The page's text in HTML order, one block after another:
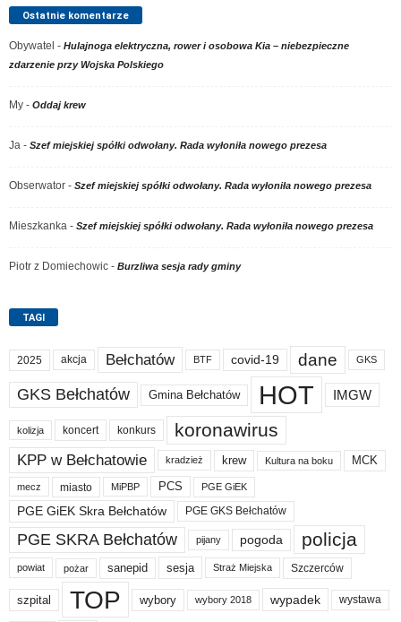
Ostatnie komentarze
Obywatel - Hulajnoga elektryczna, rower i osobowa Kia – niebezpieczne
zdarzenie przy Wojska Polskiego
My - Oddaj krew
Ja - Szef miejskiej spółki odwołany. Rada wyłoniła nowego prezesa
Obserwator - Szef miejskiej spółki odwołany. Rada wyłoniła nowego prezesa
Mieszkanka - Szef miejskiej spółki odwołany. Rada wyłoniła nowego prezesa
Piotr z Domiechowic - Burzliwa sesja rady gminy
TAGI
2025 akcja Bełchatów BTF covid-19 dane GKS
GKS Bełchatów Gmina Bełchatów HOT IMGW
kolizja koncert konkurs koronawirus
KPP w Bełchatowie kradzież krew Kultura na boku MCK
mecz miasto MiPBP PCS PGE GiEK
PGE GiEK Skra Bełchatów PGE GKS Bełchatów
PGE SKRA Bełchatów pijany pogoda policja
powiat pożar sanepid sesja Straż Miejska Szczerców
szpital TOP wybory wybory 2018 wypadek wystawa